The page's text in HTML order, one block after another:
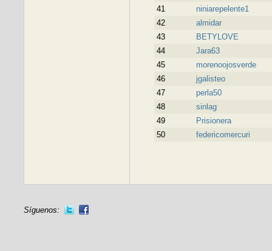
41
niniarepelente1
42
almidar
43
BETYLOVE
44
Jara63
45
morenoojosverde
46
jgalisteo
47
perla50
48
sinlag
49
Prisionera
50
federicomercuri
Síguenos: